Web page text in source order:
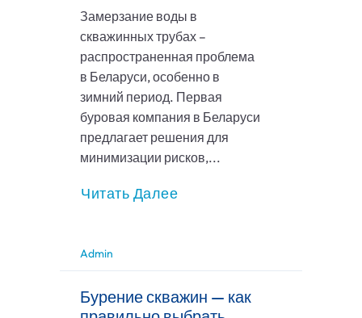
Замерзание воды в
скважинных трубах –
распространенная проблема
в Беларуси, особенно в
зимний период. Первая
буровая компания в Беларуси
предлагает решения для
минимизации рисков,...
Читать Далее
Admin
Бурение скважин — как